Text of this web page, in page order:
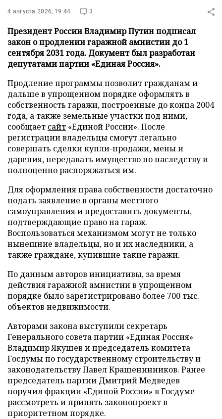
4 августа 2026, 19:44 3
Президент России Владимир Путин подписал
закон о продлении гаражной амнистии до 1
сентября 2031 года. Документ был разработан
депутатами партии «Единая Россия».
Продление программы позволит гражданам и
дальше в упрощенном порядке оформлять в
собственность гаражи, построенные до конца 2004
года, а также земельные участки под ними,
сообщает сайт «Единой России». После
регистрации владельцы смогут легально
совершать сделки купли-продажи, мены и
дарения, передавать имущество по наследству и
полноценно распоряжаться им.
Для оформления права собственности достаточно
подать заявление в органы местного
самоуправления и предоставить документы,
подтверждающие право на гараж.
Воспользоваться механизмом могут не только
нынешние владельцы, но и их наследники, а
также граждане, купившие такие гаражи.
По данным авторов инициативы, за время
действия гаражной амнистии в упрощенном
порядке было зарегистрировано более 700 тыс.
объектов недвижимости.
Авторами закона выступили секретарь
Генерального совета партии «Единая Россия»
Владимир Якушев и председатель комитета
Госдумы по государственному строительству и
законодательству Павел Крашенинников. Ранее
председатель партии Дмитрий Медведев
поручил фракции «Единой России» в Госдуме
рассмотреть и принять законопроект в
приоритетном порядке.